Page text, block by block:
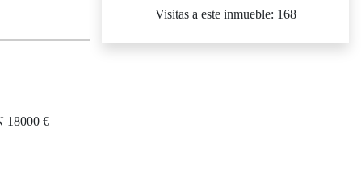
18000 €
Visitas a este inmueble: 168